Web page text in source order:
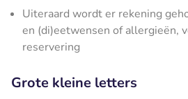
Uiteraard wordt er rekening
en (di)eetwensen of allergieën,
reservering
Grote kleine letters